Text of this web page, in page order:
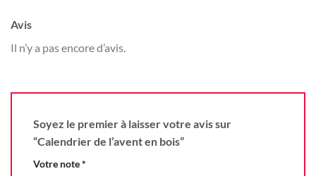
Avis
Il n’y a pas encore d’avis.
Soyez le premier à laisser votre avis sur
“Calendrier de l’avent en bois”
Votre note*